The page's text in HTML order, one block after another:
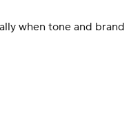
when tone and brand